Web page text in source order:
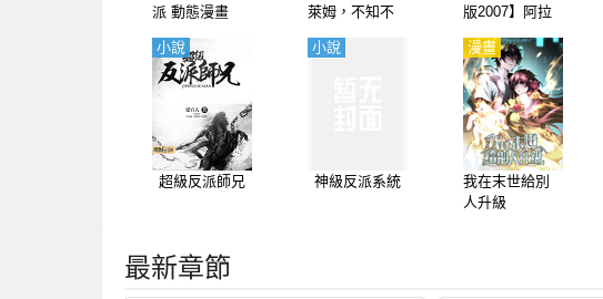
派 動態漫畫
萊姆，不知不
級（持續狩獵
版2007】阿拉
漠王女與海盜
們（航海王劇
場版 沙漠王女
與海賊們）
【日語】
超級反派師兄
小說
神級反派系統
小說
我在末世給別
人升級
漫畫
最新章節